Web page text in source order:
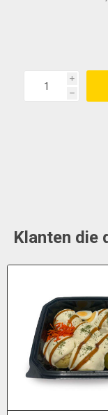
i
h
Klanten die